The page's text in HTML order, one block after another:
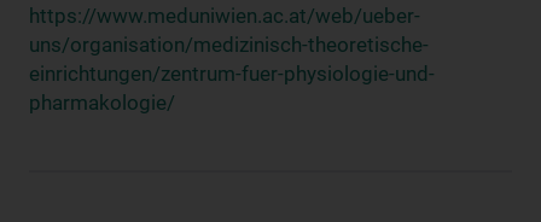
https://www.meduniwien.ac.at/web/ueber-
uns/organisation/medizinisch-theoretische-
einrichtungen/zentrum-fuer-physiologie-und-
pharmakologie/